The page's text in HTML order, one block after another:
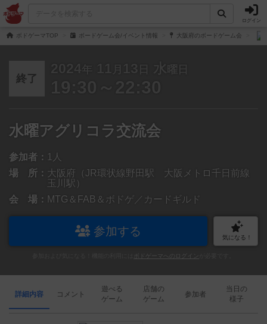
ログイン
ボドゲーマTOP ボードゲーム会/イベント情報 大阪府のボードゲーム会
終了
2024年 11 月 13 日 水 曜日
19:30～22:30
水曜アグリコラ交流会
参加者： 1人
場 所： 大阪府（JR環状線野田駅 大阪メトロ千日前線
玉川駅）
会 場： MTG＆FAB＆ボドゲ／カードギルド
参加する 気になる！
ボドゲーマへのログイン
詳細内容 コメント
遊べる
ゲーム
店舗の
ゲーム
参加者
当日の
様子